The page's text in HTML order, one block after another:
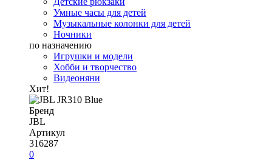
Умные часы для детей
Музыкальные колонки для детей
Ночники
по назначению
Игрушки и модели
Хобби и творчество
Видеоняни
Хит!
Бренд
JBL
Артикул
316287
0